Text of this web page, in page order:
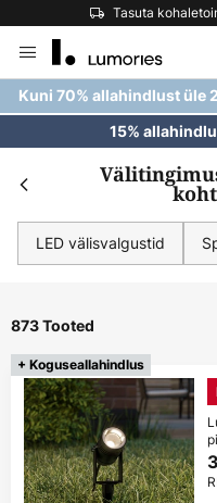
Tasuta
to
Content
Kuni 70% allahindlust üle
15%
LED välisvalgustid
873 Tooted
+ Koguseallahindlus